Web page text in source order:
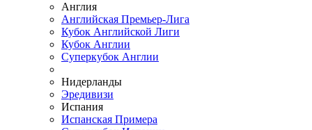
Англия
Английская Премьер-Лига
Кубок Английской Лиги
Кубок Англии
Суперкубок Англии
Нидерланды
Эредивизи
Испания
Испанская Примера